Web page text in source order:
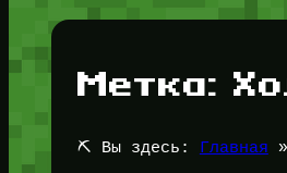
Метка:
⛏️ Вы здесь: Главная